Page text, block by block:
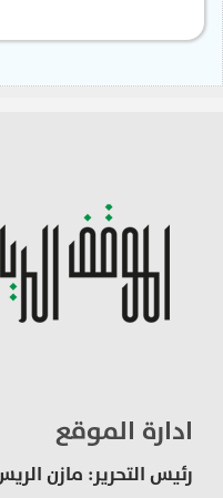
ادارة الموقع
رئيس التحرير: مازن الريس